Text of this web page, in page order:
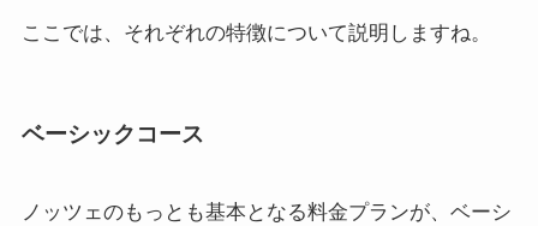
ここでは、それぞれの特徴について説明しますね。
ベーシックコース
ノッツェのもっとも基本となる料金プランが、ベーシ